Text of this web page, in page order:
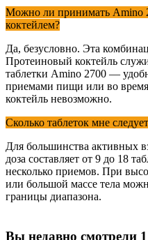
Можно ли принимать Amino
коктейлем?
Да, безусловно. Эта
Протеиновый коктейль
таблетки Amino 2700 —
приемами пищи или во
коктейль невозможно.
Сколько таблеток мне
Для большинства активных
доза составляет от 9 до 18
несколько приемов. При
или большой массе тела
границы диапазона.
Вы недавно смотрели 1